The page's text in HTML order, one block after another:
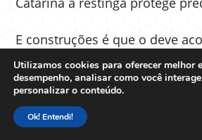
E construções é que o deve
professor Carrano se a
“Caso a resolução seja
inúmeras áreas do litoral
efeito cascata de impactos,
Utilizamos cookies para oferecer melhor
desempenho, analisar como você
personalizar o conteúdo.
Ok! Entendi!